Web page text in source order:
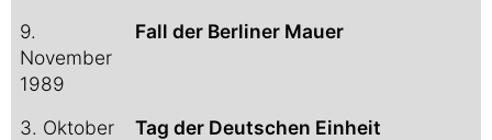
9.
November
1989
Fall der Berliner Mauer
3. Oktober
Tag der Deutschen Einheit